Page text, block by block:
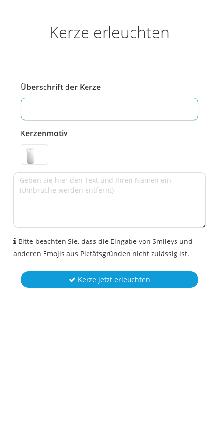
Kerze erleuchten
Überschrift der Kerze
Kerzenmotiv
Bitte beachten Sie, dass die Eingabe von Smileys und
anderen Emojis aus Pietätsgründen nicht zulässig ist.
Kerze jetzt erleuchten